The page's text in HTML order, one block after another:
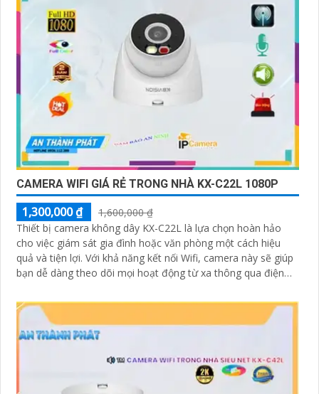
CAMERA WIFI GIÁ RẺ TRONG NHÀ KX-C22L 1080P
1,300,000 ₫
1,600,000 ₫
Thiết bị camera không dây KX-C22L là lựa chọn hoàn hảo
cho việc giám sát gia đình hoặc văn phòng một cách hiệu
quả và tiện lợi. Với khả năng kết nối Wifi, camera này sẽ giúp
bạn dễ dàng theo dõi mọi hoạt động từ xa thông qua điện